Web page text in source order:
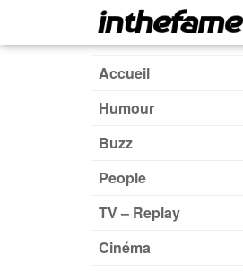
Accueil
Humour
Buzz
People
TV – Replay
Cinéma